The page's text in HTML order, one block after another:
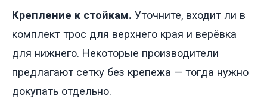
Крепление к стойкам. Уточните, входит ли в
комплект трос для верхнего края и верёвка
для нижнего. Некоторые производители
предлагают сетку без крепежа — тогда нужно
докупать отдельно.